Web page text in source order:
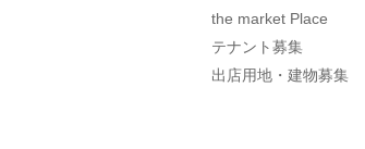
the market Place
テナント募集
出店用地・建物募集